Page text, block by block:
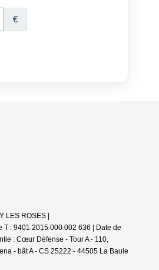
ROSES |
T : 9401 2015 000 002 636 | Date de
: Cœur Défense - Tour A - 110,
- bât A - CS 25222 - 44505 La Baule